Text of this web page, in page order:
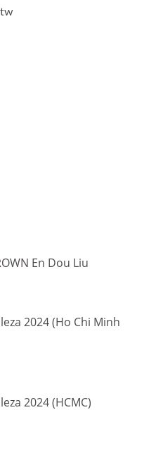
En Dou Liu
2024 (Ho Chi Minh
2024 (HCMC)